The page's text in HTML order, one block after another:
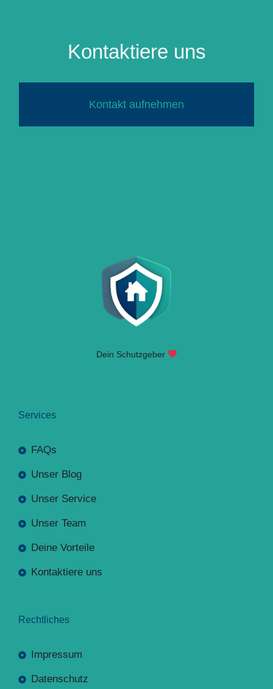
Kontaktiere uns
Kontakt aufnehmen
Dein Schutzgeber
Services
FAQs
Unser Blog
Unser Service
Unser Team
Deine Vorteile
Kontaktiere uns
Rechtliches
Impressum
Datenschutz